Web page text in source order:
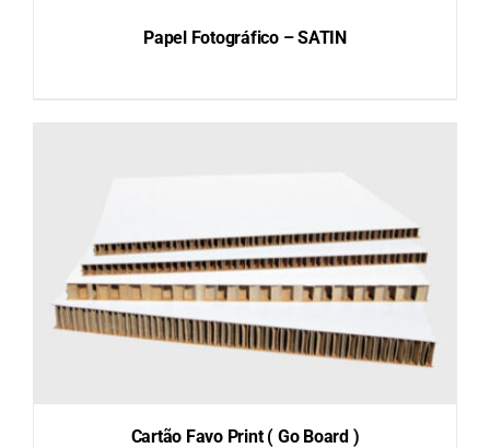
Papel Fotográfico – SATIN
Cartão Favo Print ( Go Board )